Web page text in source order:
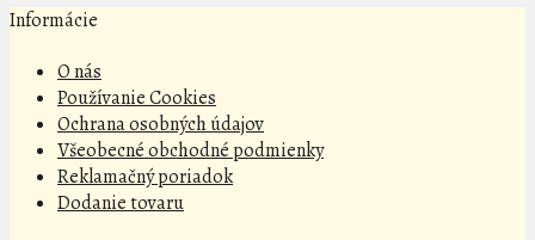
Informácie
O nás
Používanie Cookies
Ochrana osobných údajov
Všeobecné obchodné podmienky
Reklamačný poriadok
Dodanie tovaru